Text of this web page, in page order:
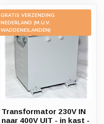
GRATIS VERZENDING
NEDERLAND (M.U.V.
WADDENEILANDEN)
-15%
Transformator 230V IN
naar 400V UIT - in kast -